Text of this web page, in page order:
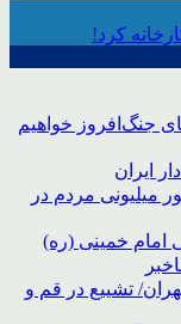
کرد!
جنگ‌افروز خواهیم
ایران
میلیونی مردم در
امام خمینی (ره)
انقلاب؛ 13 تیر در تهران/ تشییع در قم و